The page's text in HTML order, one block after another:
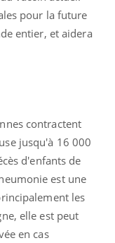
pour la future
entier, et aidera
contractent
jusqu'à 16 000
d'enfants de
est une
les
elle est peut
en cas